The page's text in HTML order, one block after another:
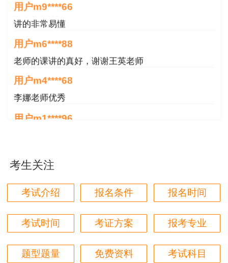
答：中国人事考试网
考生常关注自己考区人事考试网或者建设工程教育
网成绩查询栏目即可。
用户m9****66
讲的非常易懂
用户m6****88
老师的课讲的真好，谢谢王英老师
用户m4****68
李娜老师优秀
用户m1****96
用户m1****96
三个字讲得好
用户85****06
真的是把学习变成自己能理解的语言最重要！
太喜欢王英老师了
考生关注
考试介绍 报名条件 报名时间
考试时间 考证方案 报考专业
题型题量 免费资料 考试科目